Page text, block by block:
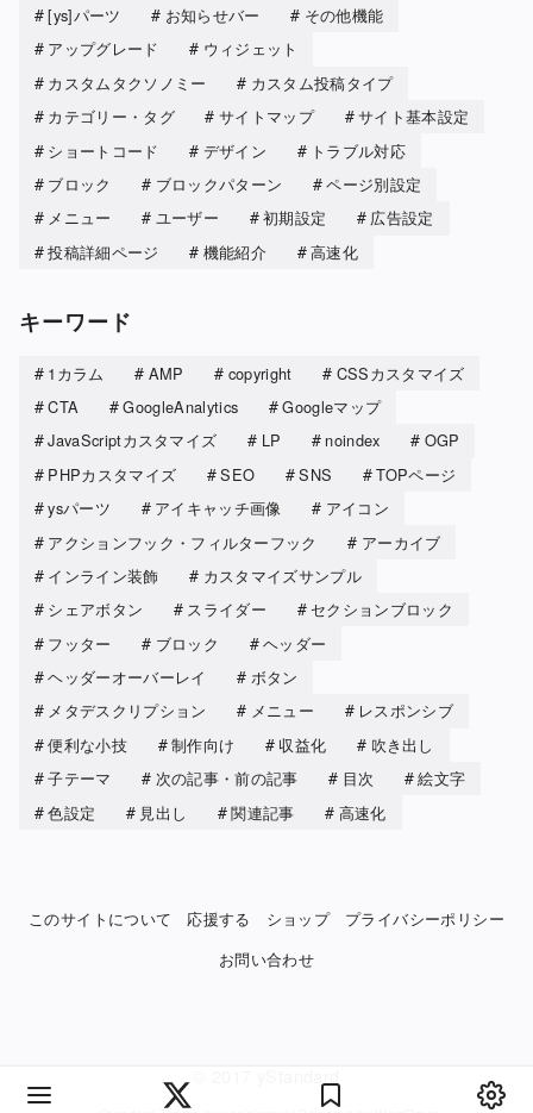
[ys]パーツ
お知らせバー
その他機能
アップグレード
ウィジェット
カスタムタクソノミー
カスタム投稿タイプ
カテゴリー・タグ
サイトマップ
サイト基本設定
ショートコード
デザイン
トラブル対応
ブロック
ブロックパターン
ページ別設定
メニュー
ユーザー 初期設定
広告設定
投稿詳細ページ
機能紹介 高速化
キーワード
1カラム AMP copyright
CSSカスタマイズ
CTA
GoogleAnalytics
Googleマップ
JavaScriptカスタマイズ
LP noindex
OGP
PHPカスタマイズ
SEO SNS
TOPページ
ysパーツ
アイキャッチ画像
アイコン
アクションフック・フィルターフック
アーカイブ
インライン装飾
カスタマイズサンプル
シェアボタン
スライダー
セクションブロック
フッター
ブロック
ヘッダー
ヘッダーオーバーレイ
ボタン
メタデスクリプション
メニュー
レスポンシブ
便利な小技
制作向け 収益化
吹き出し
子テーマ
次の記事・前の記事 目次
絵文字
色設定
見出し 関連記事 高速化
このサイトについて 応援する ショップ
プライバシーポリシー
お問い合わせ